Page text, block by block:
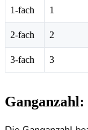
1-fach 1
2-fach 2
3-fach 3